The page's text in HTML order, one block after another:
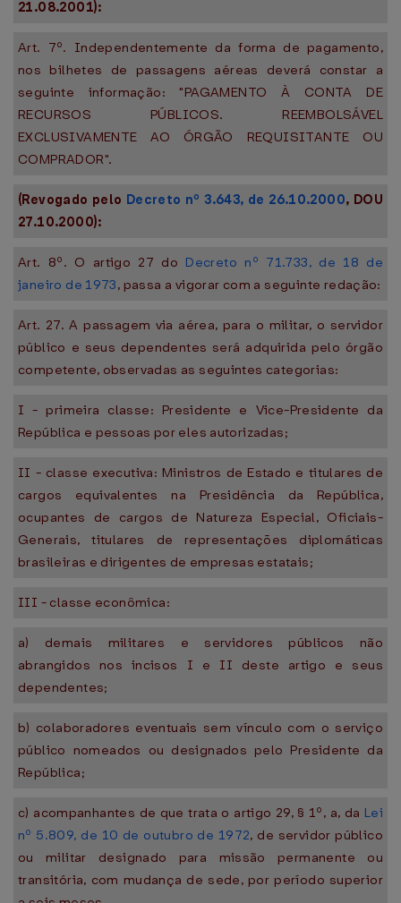
21.08.2001):
Art. 7º. Independentemente da forma de pagamento,
nos bilhetes de passagens aéreas deverá constar a
seguinte informação: "PAGAMENTO À CONTA DE
RECURSOS PÚBLICOS. REEMBOLSÁVEL
EXCLUSIVAMENTE AO ÓRGÃO REQUISITANTE OU
COMPRADOR".
(Revogado pelo Decreto nº 3.643, de 26.10.2000, DOU
27.10.2000):
Art. 8º. O artigo 27 do Decreto nº 71.733, de 18 de
janeiro de 1973, passa a vigorar com a seguinte redação:
Art. 27. A passagem via aérea, para o militar, o servidor
público e seus dependentes será adquirida pelo órgão
competente, observadas as seguintes categorias:
I - primeira classe: Presidente e Vice-Presidente da
República e pessoas por eles autorizadas;
II - classe executiva: Ministros de Estado e titulares de
cargos equivalentes na Presidência da República,
ocupantes de cargos de Natureza Especial, Oficiais-
Generais, titulares de representações diplomáticas
brasileiras e dirigentes de empresas estatais;
III - classe econômica:
a) demais militares e servidores públicos não
abrangidos nos incisos I e II deste artigo e seus
dependentes;
b) colaboradores eventuais sem vínculo com o serviço
público nomeados ou designados pelo Presidente da
República;
c) acompanhantes de que trata o artigo 29, § 1º, a, da Lei
nº 5.809, de 10 de outubro de 1972, de servidor público
ou militar designado para missão permanente ou
transitória, com mudança de sede, por período superior